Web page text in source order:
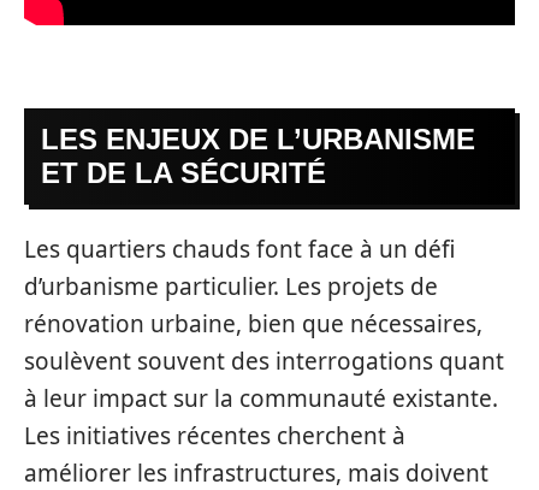
LES ENJEUX DE L’URBANISME
ET DE LA SÉCURITÉ
Les quartiers chauds font face à un défi
d’urbanisme particulier. Les projets de
rénovation urbaine, bien que nécessaires,
soulèvent souvent des interrogations quant
à leur impact sur la communauté existante.
Les initiatives récentes cherchent à
améliorer les infrastructures, mais doivent